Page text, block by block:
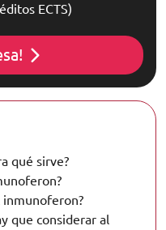
ECTS)
qué sirve?
inmunoferon?
que considerar al